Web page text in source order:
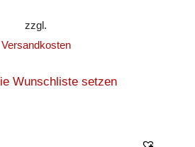
zzgl.
Versandkosten
Wunschliste setzen